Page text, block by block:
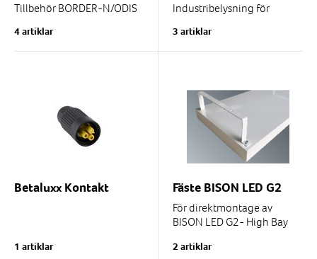
Tillbehör BORDER-N/ODIS
4 artiklar
Industribelysning för
höjder, tex. i hangarer,
verkstäder och höglager.
3 artiklar
Betaluxx Kontakt
1 artiklar
Fäste BISON LED G2
För direktmontage av
BISON LED G2- High Bay
2 artiklar